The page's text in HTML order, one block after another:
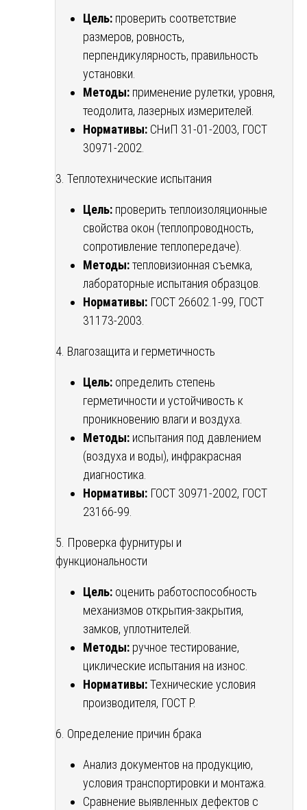
Цель: проверить соответствие
размеров, ровность,
перпендикулярность, правильность
установки.
Методы: применение рулетки, уровня,
теодолита, лазерных измерителей.
Нормативы: СНиП 31-01-2003, ГОСТ
30971-2002.
3. Теплотехнические испытания
Цель: проверить теплоизоляционные
свойства окон (теплопроводность,
сопротивление теплопередаче).
Методы:тепловизионная съемка,
лабораторные испытания образцов.
Нормативы: ГОСТ 26602.1-99, ГОСТ
31173-2003.
4. Влагозащита и герметичность
Цель: определить степень
герметичности и устойчивость к
проникновению влаги и воздуха.
Методы: испытания под давлением
(воздуха и воды), инфракрасная
диагностика.
Нормативы: ГОСТ 30971-2002, ГОСТ
23166-99.
5. Проверка фурнитуры и
функциональности
Цель: оценить работоспособность
механизмов открытия-закрытия,
замков, уплотнителей.
Методы: ручное тестирование,
циклические испытания на износ.
Нормативы:Технические условия
производителя, ГОСТ Р.
6. Определение причин брака
Анализ документов на продукцию,
условия транспортировки и монтажа.
Сравнение выявленных дефектов с